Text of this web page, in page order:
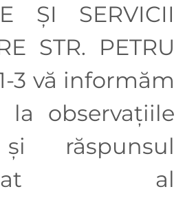
ȘI SERVICII
STR. PETRU
3 vă informăm
observaţiile
răspunsul
al